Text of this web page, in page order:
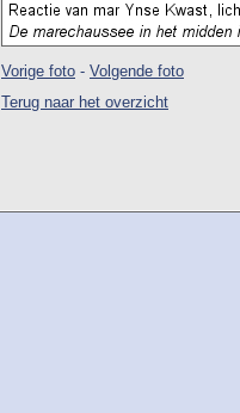
Vorige foto - Volgende foto
Terug naar het overzicht